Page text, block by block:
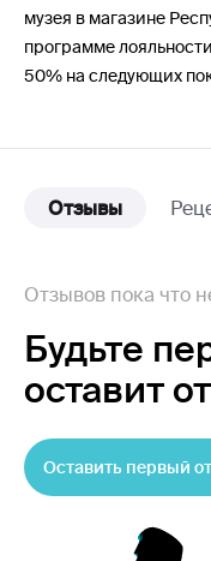
музея в магазине
программе
50% на следующих
Отзывы
Отзывов пока что
Будьте
оставит
Оставить первый